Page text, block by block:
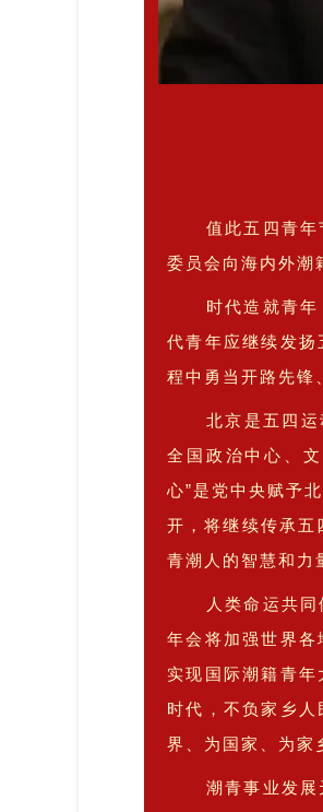
值此五四青
委员会向海内外潮
时代造就青年
代青年应继续发
程中勇当开路先锋
北京是五四运
全国政治中心、
心”是党中央赋予
开，将继续传承五
青潮人的智慧和力
人类命运共
年会将加强世界各
实现国际潮籍青年
时代，不负家乡
界、为国家、为家
潮青事业发